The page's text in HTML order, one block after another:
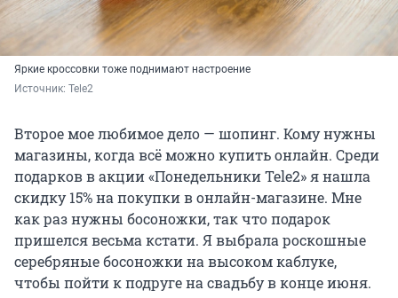
Яркие кроссовки тоже поднимают настроение
Источник: Tele2
Второе мое любимое дело — шопинг. Кому нужны
магазины, когда всё можно купить онлайн. Среди
подарков в акции «Понедельники Tele2» я нашла
скидку 15% на покупки в онлайн-магазине. Мне
как раз нужны босоножки, так что подарок
пришелся весьма кстати. Я выбрала роскошные
серебряные босоножки на высоком каблуке,
чтобы пойти к подруге на свадьбу в конце июня.